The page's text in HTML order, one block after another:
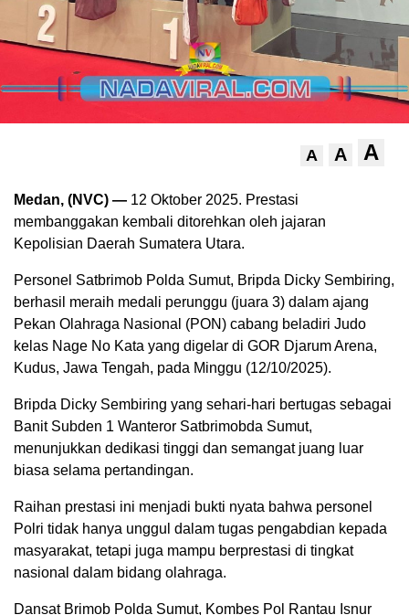
A A A
Medan, (NVC) — 12 Oktober 2025. Prestasi
membanggakan kembali ditorehkan oleh jajaran
Kepolisian Daerah Sumatera Utara.
Personel Satbrimob Polda Sumut, Bripda Dicky Sembiring,
berhasil meraih medali perunggu (juara 3) dalam ajang
Pekan Olahraga Nasional (PON) cabang beladiri Judo
kelas Nage No Kata yang digelar di GOR Djarum Arena,
Kudus, Jawa Tengah, pada Minggu (12/10/2025).
Bripda Dicky Sembiring yang sehari-hari bertugas sebagai
Banit Subden 1 Wanteror Satbrimobda Sumut,
menunjukkan dedikasi tinggi dan semangat juang luar
biasa selama pertandingan.
Raihan prestasi ini menjadi bukti nyata bahwa personel
Polri tidak hanya unggul dalam tugas pengabdian kepada
masyarakat, tetapi juga mampu berprestasi di tingkat
nasional dalam bidang olahraga.
Dansat Brimob Polda Sumut, Kombes Pol Rantau Isnur